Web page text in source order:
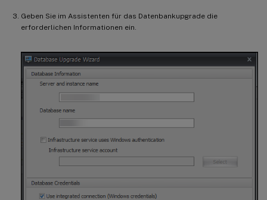
Geben Sie im Assistenten für das Datenbankupgrade die
erforderlichen Informationen ein.